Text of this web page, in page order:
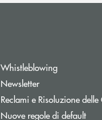
WhistleblowingApre una
NewsletterApre una nuova
Reclami e Risoluzione
Nuove regole di default